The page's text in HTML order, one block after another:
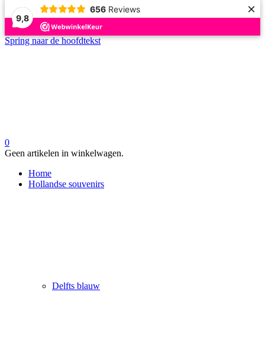
9,8
656 Reviews ×
Spring naar de hoofdtekst
0
Geen artikelen in winkelwagen.
Home
Hollandse souvenirs
Delfts blauw